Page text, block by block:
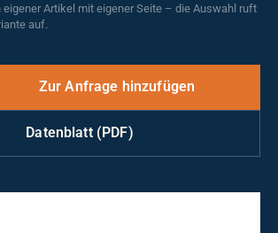
Artikel mit eigener Seite – die Auswahl ruft
auf.
Datenblatt (PDF)